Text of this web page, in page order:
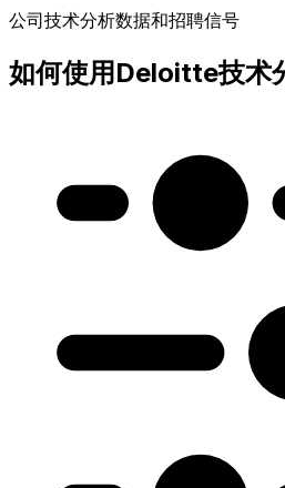
公司技术分析数据和招聘信号
如何使用Deloitte技术